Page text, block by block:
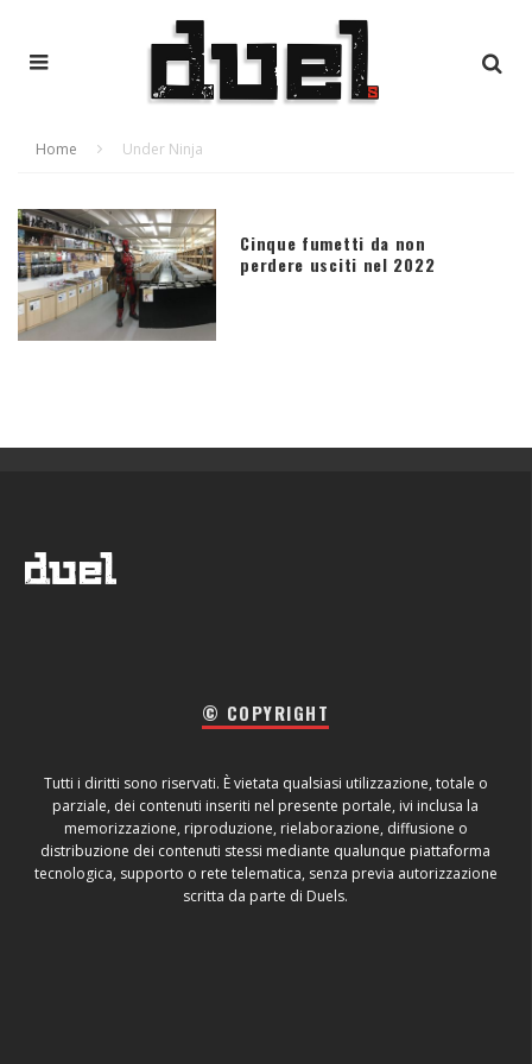
Home Under Ninja
Cinque fumetti da non
perdere usciti nel 2022
© COPYRIGHT
Tutti i diritti sono riservati. È vietata qualsiasi utilizzazione, totale o
parziale, dei contenuti inseriti nel presente portale, ivi inclusa la
memorizzazione, riproduzione, rielaborazione, diffusione o
distribuzione dei contenuti stessi mediante qualunque piattaforma
tecnologica, supporto o rete telematica, senza previa autorizzazione
scritta da parte di Duels.